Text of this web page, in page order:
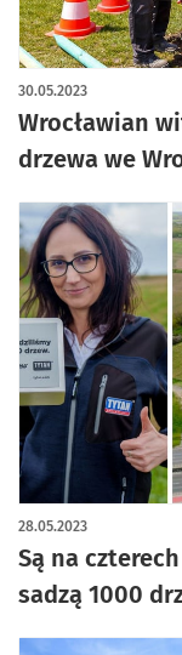
Wrocławian
drzewa we
30.05.2023
Są na
sadzą 1000
28.05.2023